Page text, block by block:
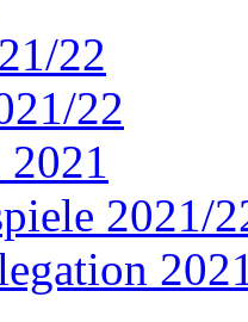
22
22
2021/